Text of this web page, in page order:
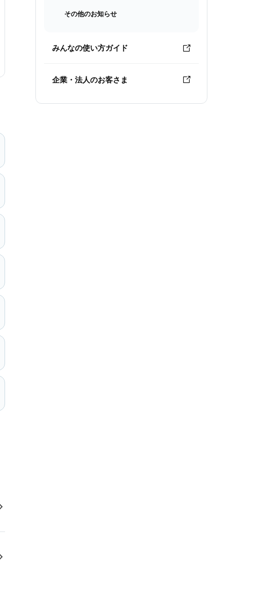
その他のお知らせ
みんなの使い方ガイド
企業・法人のお客さま